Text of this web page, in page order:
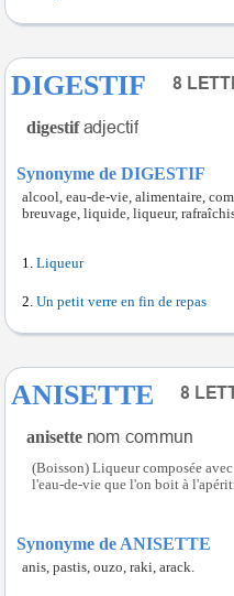
DIGESTIF
digestif
Synonyme de DIGESTIF
alcool, eau-de-vie, alimentaire,
breuvage, liquide, liqueur,
Liqueur
Un petit verre en fin de repas
ANISETTE
anisette
(Boisson) Liqueur composée avec
l'eau-de-vie que l'on boit à
Synonyme de ANISETTE
anis, pastis, ouzo, raki, arack.